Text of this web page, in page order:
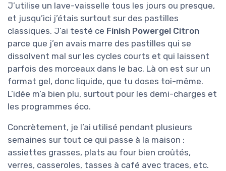
J’utilise un lave-vaisselle tous les jours ou presque,
et jusqu’ici j’étais surtout sur des pastilles
classiques. J’ai testé ce Finish Powergel Citron
parce que j’en avais marre des pastilles qui se
dissolvent mal sur les cycles courts et qui laissent
parfois des morceaux dans le bac. Là on est sur un
format gel, donc liquide, que tu doses toi-même.
L’idée m’a bien plu, surtout pour les demi-charges et
les programmes éco.
Concrètement, je l’ai utilisé pendant plusieurs
semaines sur tout ce qui passe à la maison :
assiettes grasses, plats au four bien croûtés,
verres, casseroles, tasses à café avec traces, etc.